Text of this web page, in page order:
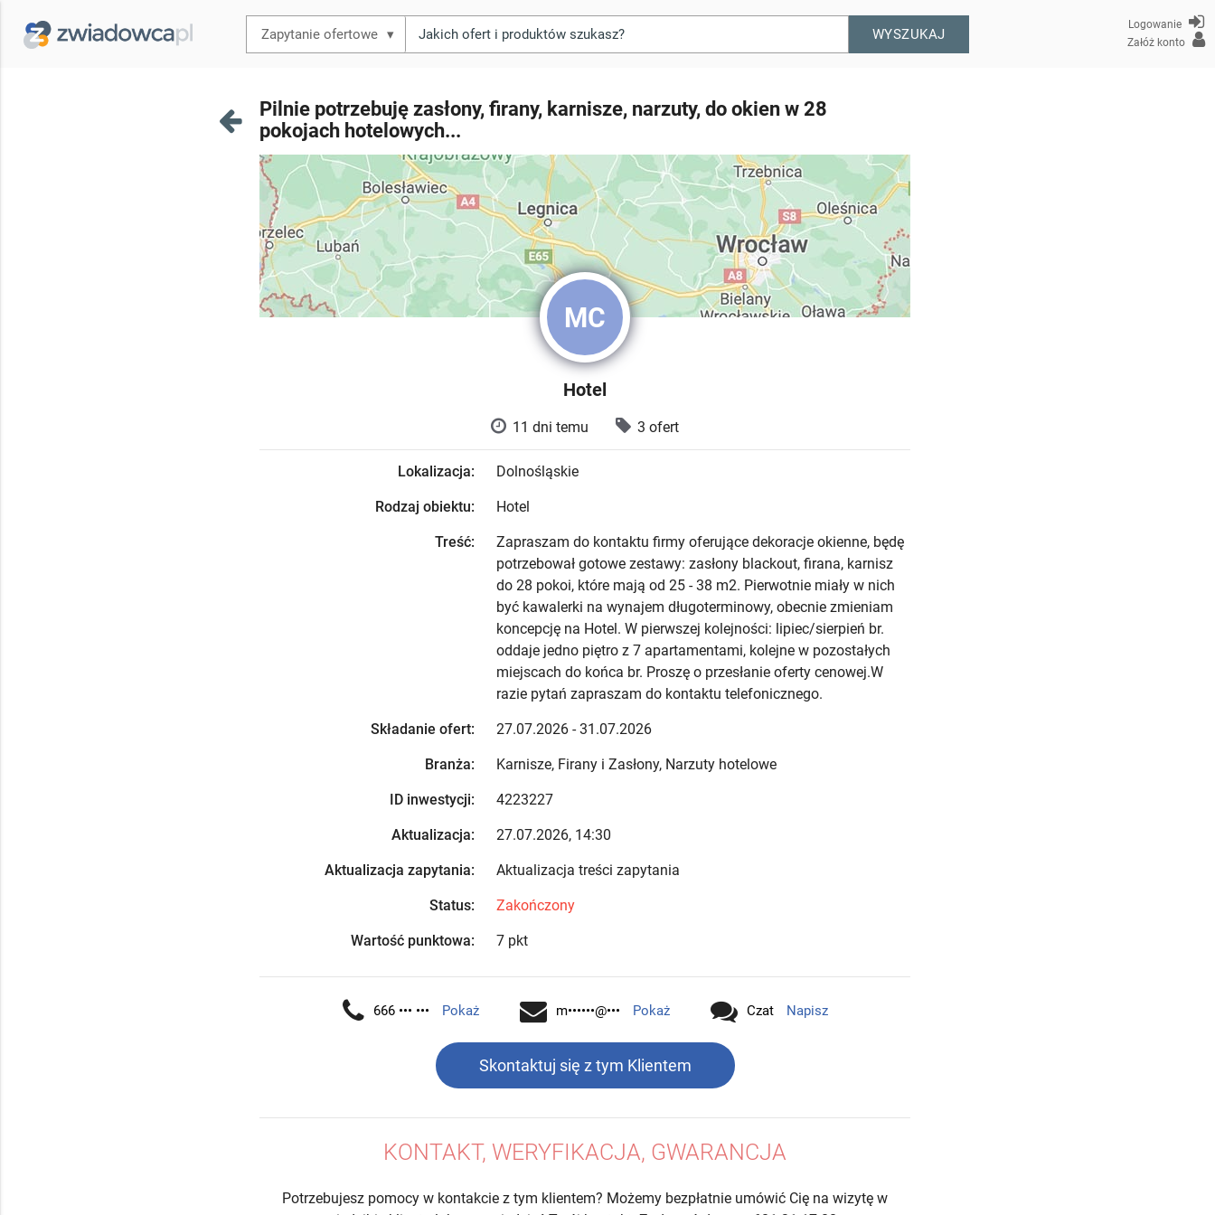
▾ WYSZUKAJ
Logowanie
Załóż konto
Pilnie potrzebuję zasłony, firany, karnisze, narzuty, do okien w 28
pokojach hotelowych...
MC
Hotel
11 dni temu 3 ofert
Lokalizacja: Dolnośląskie
Rodzaj obiektu: Hotel
Treść:
Zapraszam do kontaktu firmy oferujące dekoracje okienne, będę
potrzebował gotowe zestawy: zasłony blackout, firana, karnisz
do 28 pokoi, które mają od 25 - 38 m2. Pierwotnie miały w nich
być kawalerki na wynajem długoterminowy, obecnie zmieniam
koncepcję na Hotel. W pierwszej kolejności: lipiec/sierpień br.
oddaje jedno piętro z 7 apartamentami, kolejne w pozostałych
miejscach do końca br. Proszę o przesłanie oferty cenowej.W
razie pytań zapraszam do kontaktu telefonicznego.
Składanie ofert: 27.07.2026 - 31.07.2026
Branża: Karnisze, Firany i Zasłony, Narzuty hotelowe
ID inwestycji: 4223227
Aktualizacja: 27.07.2026, 14:30
Aktualizacja zapytania: Aktualizacja treści zapytania
Status: Zakończony
Wartość punktowa: 7 pkt
666 ••• ••• Pokaż m••••••@••• Pokaż Czat Napisz
Skontaktuj się z tym Klientem
KONTAKT, WERYFIKACJA, GWARANCJA
Potrzebujesz pomocy w kontakcie z tym klientem? Możemy bezpłatnie umówić Cię na wizytę w